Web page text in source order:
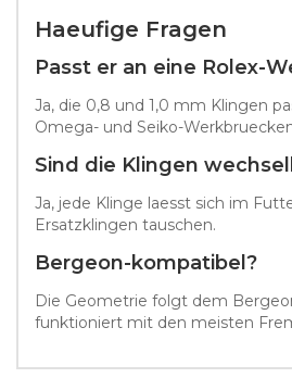
Haeufige Fragen
Passt er an eine Rolex-
Ja, die 0,8 und 1,0 mm Klingen
Omega- und Seiko-
Sind die Klingen
Ja, jede Klinge laesst sich im
Ersatzklingen tauschen.
Bergeon-kompatibel?
Die Geometrie folgt dem
funktioniert mit den meisten